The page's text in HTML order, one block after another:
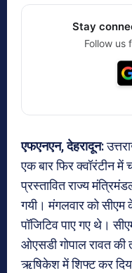
Stay
Follow us
एफएनएन, देहरादून:
एक बार फिर क्वॉरंटीन
प्रस्तावित राज्य
गयी। मंगलवार को
पॉजिटिव पाए गए थे।
ओएसडी गोपाल रावत की
ऋषिकेश में शिफ्ट कर